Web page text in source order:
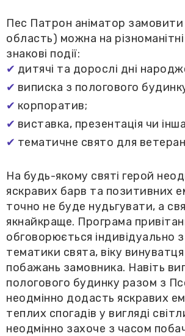
Пес Патрон аніматор замовити
область) можна на
знакові події:
дитячі та дорослі дні
виписка з пологового
корпоратив;
виставка, презентація чи
тематичне свято для
На будь-якому святі герой
яскравих барв та позитивних
точно не буде нудьгувати, а
якнайкраще. Програма
обговорюється індивідуально
тематики свята, віку винуватця
побажань замовника. Навіть
пологового будинку разом з
неодмінно додасть яскравих
теплих спогадів у вигляді
неодмінно захоче з часом